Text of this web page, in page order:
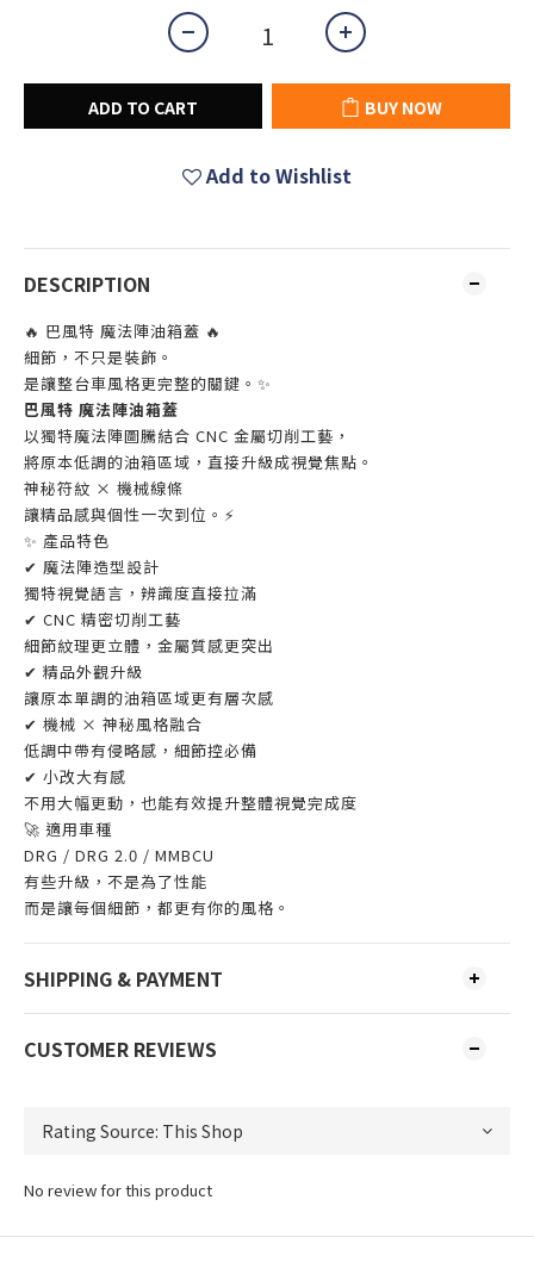
ADD TO CART BUY NOW
Add to Wishlist
DESCRIPTION
🔥 巴風特 魔法陣油箱蓋 🔥
細節，不只是裝飾。
是讓整台車風格更完整的關鍵。✨
巴風特 魔法陣油箱蓋
以獨特魔法陣圖騰結合 CNC 金屬切削工藝，
將原本低調的油箱區域，直接升級成視覺焦點。
神秘符紋 × 機械線條
讓精品感與個性一次到位。⚡
✨ 產品特色
✔ 魔法陣造型設計
獨特視覺語言，辨識度直接拉滿
✔ CNC 精密切削工藝
細節紋理更立體，金屬質感更突出
✔ 精品外觀升級
讓原本單調的油箱區域更有層次感
✔ 機械 × 神秘風格融合
低調中帶有侵略感，細節控必備
✔ 小改大有感
不用大幅更動，也能有效提升整體視覺完成度
🚀 適用車種
DRG / DRG 2.0 / MMBCU
有些升級，不是為了性能
而是讓每個細節，都更有你的風格。
SHIPPING & PAYMENT
CUSTOMER REVIEWS
No review for this product